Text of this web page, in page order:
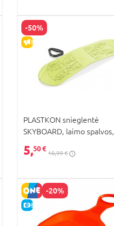
-50%
IŠPARDAVIMAS
PLASTKON snieglentė
SKYBOARD, laimo spalvos,
5,50 €
10,99 €
-20%
E-KAINA